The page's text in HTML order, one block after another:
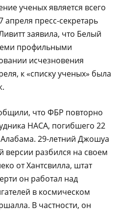
ученых является всего
пресс-секретарь
заявила, что Белый
профильными
исчезновения
к «списку ученых» была
что ФБР повторно
НАСА, погибшего 22
29-летний Джошуа
разбился на своем
от Хантсвилла, штат
он работал над
в космическом
В частности, он